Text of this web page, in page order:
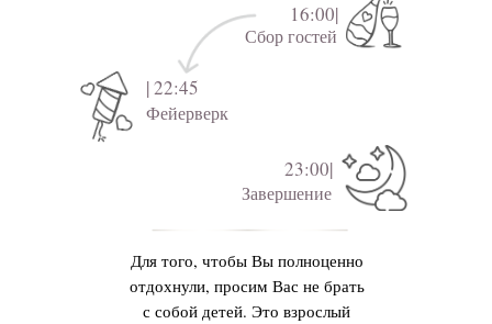
Для того, чтобы Вы полноценно
отдохнули, просим Вас не брать
с собой детей. Это взрослый
| 22:45
16:00|
Сбор гостей
Фейерверк
23:00|
Завершение